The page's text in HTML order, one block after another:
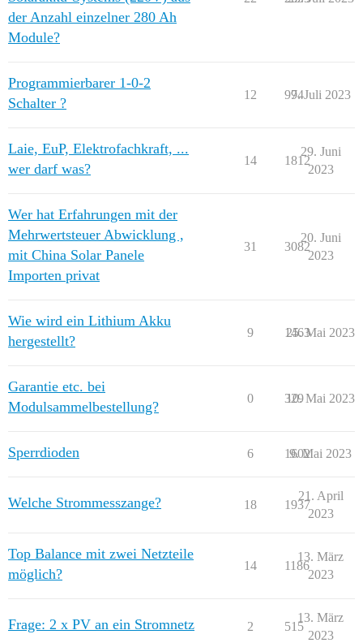
der Anzahl einzelner 280 Ah
Module?
Programmierbarer 1-0-2
Schalter ?
12 994
7. Juli 2023
Laie, EuP, Elektrofachkraft, ...
wer darf was?
14 1812
29. Juni
2023
Wer hat Erfahrungen mit der
Mehrwertsteuer Abwicklung ,
mit China Solar Panele
Importen privat
31 3082
20. Juni
2023
Wie wird ein Lithium Akku
hergestellt?
9 1463
25. Mai 2023
Garantie etc. bei
Modulsammelbestellung?
0 329
10. Mai 2023
Sperrdioden 6 1602
9. Mai 2023
Welche Strommesszange? 18 1937
21. April
2023
Top Balance mit zwei Netzteile
möglich?
14 1186
13. März
2023
Frage: 2 x PV an ein Stromnetz 2 515
13. März
2023